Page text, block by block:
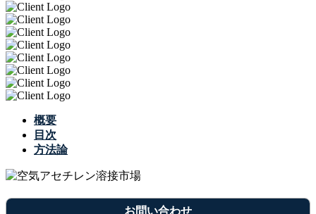
概要
目次
方法論
お問い合わせ